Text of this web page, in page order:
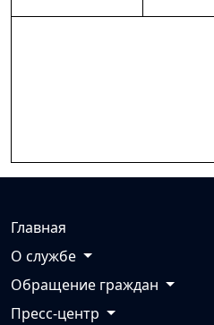
Главная
О службе
Обращение граждан
Пресс-центр